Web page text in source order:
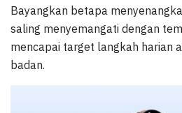
Bayangkan betapa
saling menyemangati dengan
mencapai target langkah harian
badan.